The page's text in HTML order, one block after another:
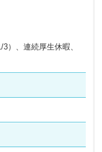
）、連続厚生休暇、